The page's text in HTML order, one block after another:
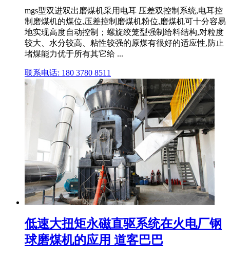
mgs型双进双出磨煤机采用电耳 压差双控制系统,电耳控
制磨煤机的煤位,压差控制磨煤机粉位,磨煤机可十分容易
地实现高度自动控制；螺旋绞笼型强制给料结构,对粒度
较大、水分较高、粘性较强的原煤有很好的适应性,防止
堵煤能力优于所有其它给 ...
联系电话: 180 3780 8511
低速大扭矩永磁直驱系统在火电厂钢
球磨煤机的应用 道客巴巴